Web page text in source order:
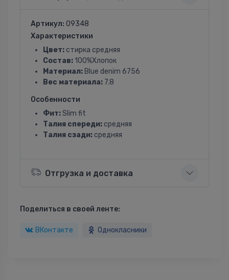
Артикул: 09348
Характеристики
Цвет: стирка средняя
Состав: 100%Хлопок
Материал: Blue denim 6756
Вес материала: 7.8
Особенности
Фит:Slim fit
Талия спереди: средняя
Талия сзади: средняя
Отгрузка и доставка
Поделиться в своей ленте:
ВКонтакте Однокласники